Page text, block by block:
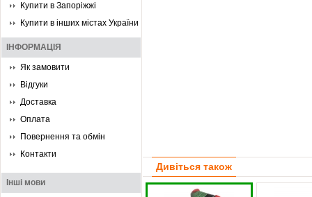
Купити в Запоріжжі
Купити в інших містах України
ІНФОРМАЦІЯ
Як замовити
Відгуки
Доставка
Оплата
Повернення та обмін
Контакти
Інші мови
Дивіться також